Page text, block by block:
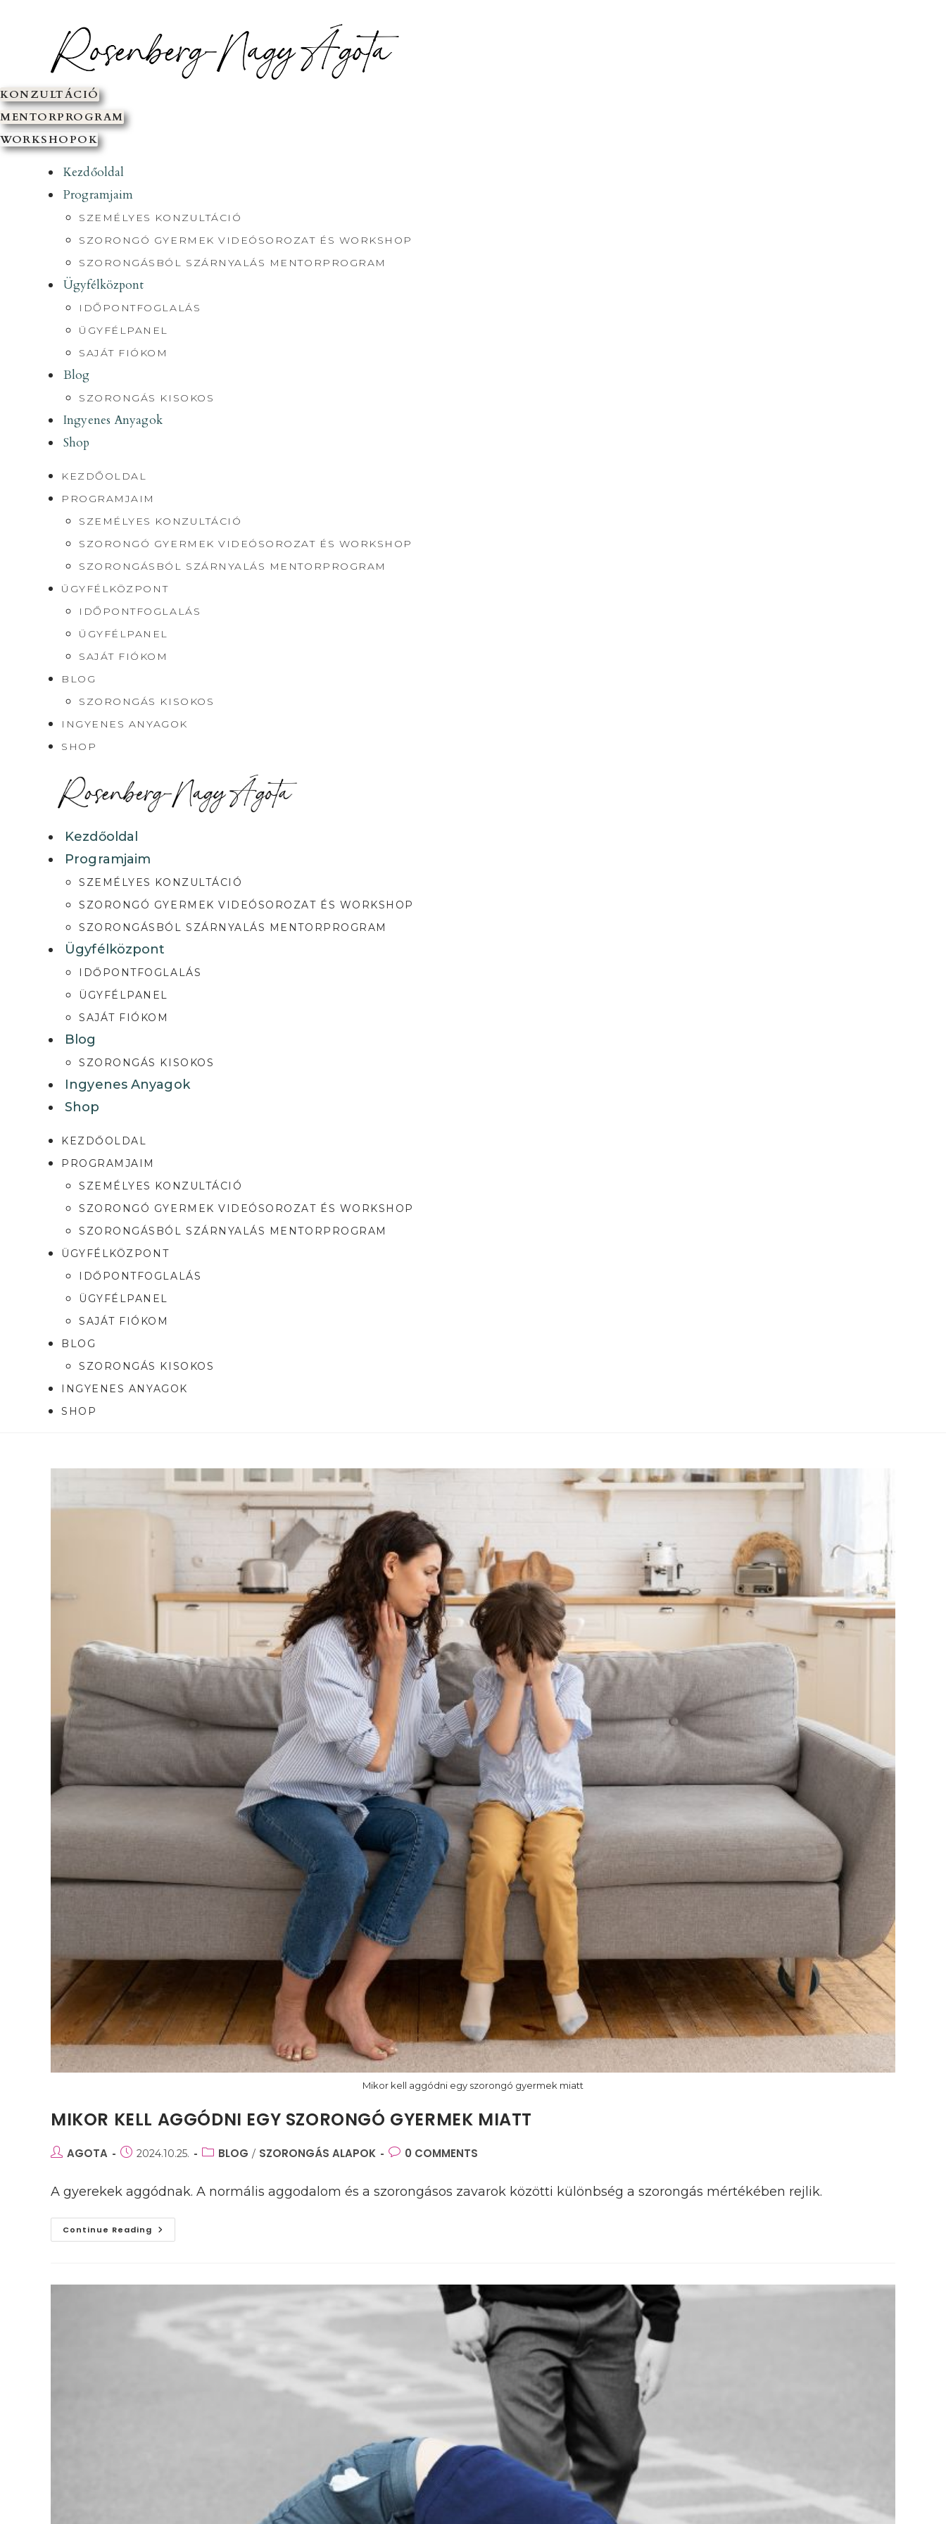
KONZULTÁCIÓ
MENTORPROGRAM
WORKSHOPOK
Kezdőoldal
Programjaim
SZEMÉLYES KONZULTÁCIÓ
SZORONGÓ GYERMEK VIDEÓSOROZAT ÉS WORKSHOP
SZORONGÁSBÓL SZÁRNYALÁS MENTORPROGRAM
Ügyfélközpont
IDŐPONTFOGLALÁS
ÜGYFÉLPANEL
SAJÁT FIÓKOM
Blog
SZORONGÁS KISOKOS
Ingyenes Anyagok
Shop
KEZDŐOLDAL
PROGRAMJAIM
SZEMÉLYES KONZULTÁCIÓ
SZORONGÓ GYERMEK VIDEÓSOROZAT ÉS WORKSHOP
SZORONGÁSBÓL SZÁRNYALÁS MENTORPROGRAM
ÜGYFÉLKÖZPONT
IDŐPONTFOGLALÁS
ÜGYFÉLPANEL
SAJÁT FIÓKOM
BLOG
SZORONGÁS KISOKOS
INGYENES ANYAGOK
SHOP
Kezdőoldal
Programjaim
SZEMÉLYES KONZULTÁCIÓ
SZORONGÓ GYERMEK VIDEÓSOROZAT ÉS WORKSHOP
SZORONGÁSBÓL SZÁRNYALÁS MENTORPROGRAM
Ügyfélközpont
IDŐPONTFOGLALÁS
ÜGYFÉLPANEL
SAJÁT FIÓKOM
Blog
SZORONGÁS KISOKOS
Ingyenes Anyagok
Shop
KEZDŐOLDAL
PROGRAMJAIM
SZEMÉLYES KONZULTÁCIÓ
SZORONGÓ GYERMEK VIDEÓSOROZAT ÉS WORKSHOP
SZORONGÁSBÓL SZÁRNYALÁS MENTORPROGRAM
ÜGYFÉLKÖZPONT
IDŐPONTFOGLALÁS
ÜGYFÉLPANEL
SAJÁT FIÓKOM
BLOG
SZORONGÁS KISOKOS
INGYENES ANYAGOK
SHOP
Mikor kell aggódni egy szorongó gyermek miatt
MIKOR KELL AGGÓDNI EGY SZORONGÓ GYERMEK MIATT
PostAGOTA
Post2024.10.25.
PostBLOG / SZORONGÁS ALAPOK
Post0 COMMENTS
A gyerekek aggódnak. A normális aggodalom és a szorongásos zavarok közötti különbség a szorongás mértékében rejlik.
Continue Reading Mikor
Kell
Miatt